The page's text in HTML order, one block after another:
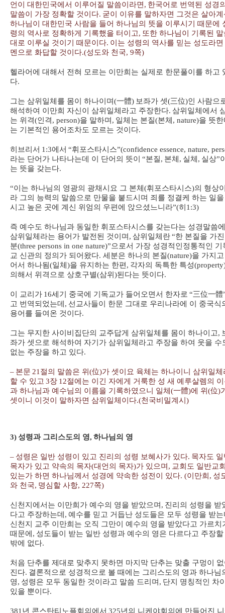
언이 대한민국에서 이루어질 말씀이라면 , 한국어로 번역된 성경
말씀이 가장 정확할 것이다. 굳이 이유를 말하자면 그것은 살아계
하나님이 대한민국 사람을 들어 하나님의 뜻을 이루시기 때문에
령의 역사로 정확하게 기록했을 터이고, 또한 하나님이 기록된 말
대로 이루실 것이기 때문이다. 이는 성령의 역사를 믿는 성도라면
멘으로 화답할 것이다.(성도와 천국, 9쪽)
헬라어에 대해서 전혀 모르는 이만희는 실제로 한문풀이를 하고
다.
그는 삼위일체를 몸이 하나이며(一體) 보좌가 셋(三位)인 사람으
해석하여 이만희 자신이 삼위일체라고 주장한다. 삼위일체에서
는 위격(인격, person)을 말하며 , 일체는 본질(본체 , nature)을 뜻한
는 기본적인 용어조차도 모르는 것이다.
히브리서 1:3에서 “휘포스타시스”(confidence essence, nature,
라는 단어가 나타나는데 이 단어의 뜻이 “본질, 본체 , 실체 , 실상”
는 뜻을 갖는다.
“이는 하나님의 영광의 광채시요 그 본체 (휘포스타시스)의 형상
라 그의 능력의 말씀으로 만물을 붙드시며 죄를 정결케 하는 일
시고 높은 곳에 계신 위엄의 우편에 앉으셨느니라”(히 1:3)
즉 예수도 하나님과 동일한 휘포스타시스를 갖는다는 성경말씀
삼위일체라는 용어가 발전된 것이며 , 삼위일체란“한 본질을 가
분(three persons in one nature)”으로서 가장 성경적인 정통적인 기
교 신관의 정의가 되어왔다. 세분은 하나의 본질(nature)을 가지
어서 하나됨(일체 )을 유지하는 한편 , 각자의 독특한 특성
의해서 위격으로 상호구별(삼위 )된다는 뜻이다.
이 교리가 16세기 중국에 기독교가 들어오면서 한자로 “三位一體
고 번역되었는데 , 선교사들이 한문 그대로 우리나라에 이 중국식
용어를 들여온 것이다.
그는 무지한 사이비집단의 교주답게 삼위일체를 몸이 하나이고,
좌가 셋으로 해석하여 자기가 삼위일체라고 주장을 하여 웃을 수
없는 주장을 하고 있다.
– 본문 21 절의 말씀은 위 (位)가 셋이요 육체는 하나이니 삼위일체
할 수 있고 3장 12절에는 이긴 자에게 거룩한 성 새 예루살렘의
과 하나님과 예수님의 이름을 기록하였으니 일체 (一體)에 위 (位)
셋이니 이것이 말하자면 삼위일체이다.(천국비밀계시 )
3)성령과 그리스도의 영, 하나님의 영
– 성령은 일반 성령이 있고 진리의 성령 보혜사가 있다. 목자도 일
목자가 있고 약속의 목자(대언의 목자)가 있으며 , 교회도 일반교
있는가 하면 하나님께서 성경에 약속한 성전이 있다. (이만희 , 성
와 천국, 명심할 사항, 227쪽)
신천지에서는 이만희가 예수의 영을 받았으며 , 진리의 성령을 받
다고 주장하는데 , 예수를 믿고 거듭난 성도들은 모두 성령을 받는
신천지 교주 이만희는 오직 그만이 예수의 영을 받았다고 가르치
때문에 , 성도들이 받는 일반 성령과 예수의 영은 다르다고 주장할
밖에 없다.
처음 단추를 제대로 맞추지 못하면 마지막 단추는 맞출 구멍이
진다. 결론적으로 성경적으로 볼 때에는 그리스도의 영과 하나님
영, 성령은 모두 동일한 것이라고 말씀 드리며 , 단지 명칭적인 차
있을 뿐이다.
381 년 콘스탄티노플회의에서 325년의 니케야회의에 만들어진